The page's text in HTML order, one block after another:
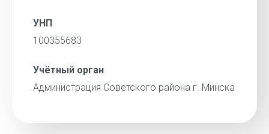
УНП
100355683
Учётный орган
Администрация Советского района г. Минска